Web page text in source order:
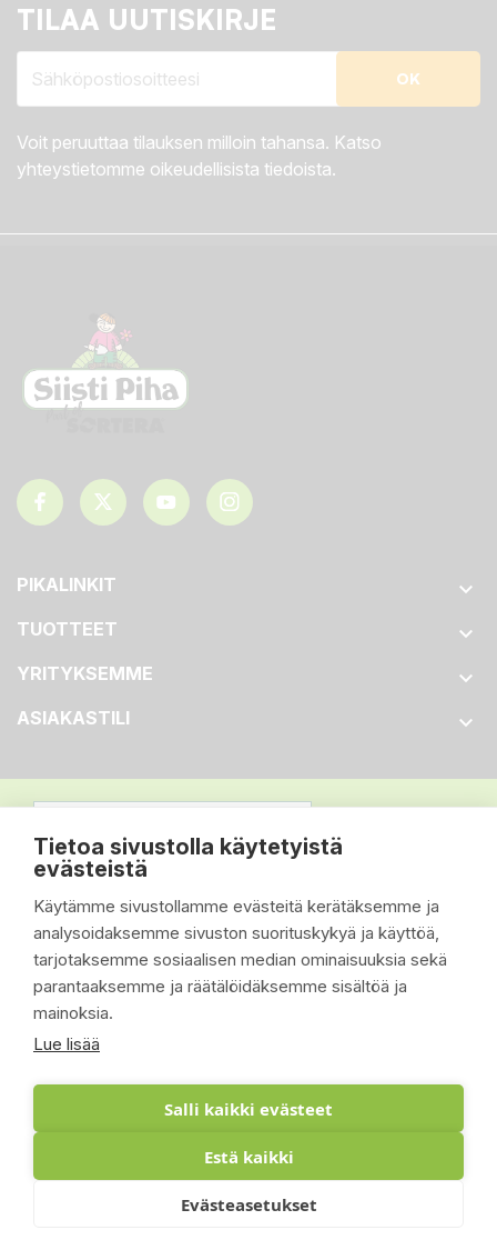
Tietoa sivustolla käytetyistä
evästeistä
Käytämme sivustollamme evästeitä kerätäksemme ja
analysoidaksemme sivuston suorituskykyä ja käyttöä,
tarjotaksemme sosiaalisen median ominaisuuksia sekä
parantaaksemme ja räätälöidäksemme sisältöä ja
mainoksia.
Lue lisää
Salli kaikki evästeet
Estä kaikki
Evästeasetukset
TILAA UUTISKIRJE
Voit peruuttaa tilauksen milloin tahansa. Katso
yhteystietomme oikeudellisista tiedoista.
PIKALINKIT 
TUOTTEET 
YRITYKSEMME 
ASIAKASTILI 
© 2026 - Suomen Siisti Piha Oy - Toteutus: